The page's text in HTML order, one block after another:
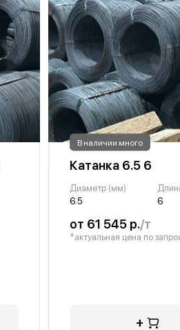
В наличии много
Катанка 6.5 6
Диаметр (мм)
6.5
6
от 61 545 р./т
*актуальная цена по
+